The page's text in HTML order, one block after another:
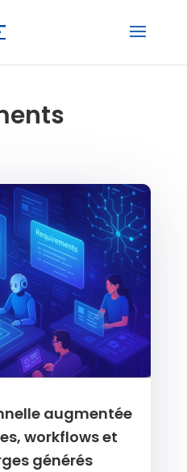
augmentée
workflows et
générés